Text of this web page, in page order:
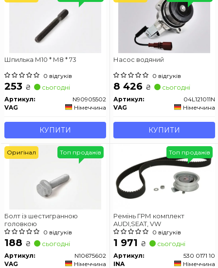
Шпилька М10 * М8 * 73
0 відгуків
253 ₴ сьогодні
Артикул:
N90905502
VAG
Німеччина
КУПИТИ
Насос водяний
0 відгуків
8 426 ₴ сьогодні
Артикул:
04L121011N
VAG
Німеччина
КУПИТИ
Болт із шестигранною
головкою
0 відгуків
188 ₴ сьогодні
Артикул:
N10675602
VAG
Німеччина
Топ продажів
Оригінал
Ремінь ГРМ комплект
AUDI,SEAT, VW
0 відгуків
1 971 ₴ сьогодні
Артикул:
530 0171 10
INA
Німеччина
Топ продажів